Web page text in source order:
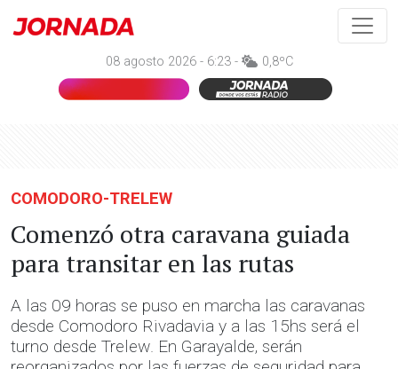
08 agosto 2026 - 6:23 - 0,8ºC
COMODORO-TRELEW
Comenzó otra caravana guiada
para transitar en las rutas
A las 09 horas se puso en marcha las caravanas
desde Comodoro Rivadavia y a las 15hs será el
turno desde Trelew. En Garayalde, serán